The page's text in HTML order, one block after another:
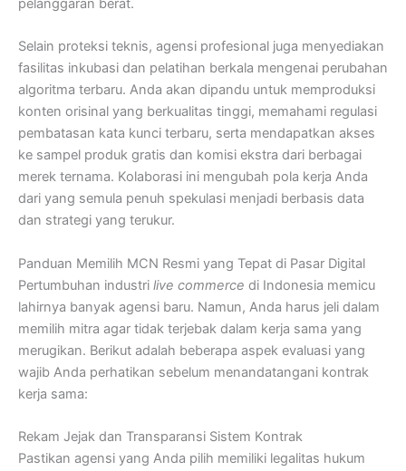
pelanggaran berat.
Selain proteksi teknis, agensi profesional juga menyediakan
fasilitas inkubasi dan pelatihan berkala mengenai perubahan
algoritma terbaru. Anda akan dipandu untuk memproduksi
konten orisinal yang berkualitas tinggi, memahami regulasi
pembatasan kata kunci terbaru, serta mendapatkan akses
ke sampel produk gratis dan komisi ekstra dari berbagai
merek ternama. Kolaborasi ini mengubah pola kerja Anda
dari yang semula penuh spekulasi menjadi berbasis data
dan strategi yang terukur.
Panduan Memilih MCN Resmi yang Tepat di Pasar Digital
Pertumbuhan industri live commerce di Indonesia memicu
lahirnya banyak agensi baru. Namun, Anda harus jeli dalam
memilih mitra agar tidak terjebak dalam kerja sama yang
merugikan. Berikut adalah beberapa aspek evaluasi yang
wajib Anda perhatikan sebelum menandatangani kontrak
kerja sama:
Rekam Jejak dan Transparansi Sistem Kontrak
Pastikan agensi yang Anda pilih memiliki legalitas hukum